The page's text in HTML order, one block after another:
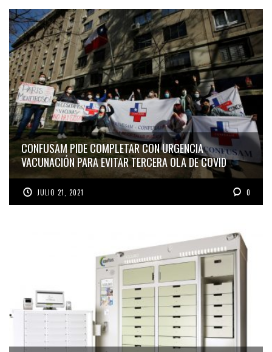
CONFUSAM PIDE COMPLETAR CON URGENCIA
VACUNACIÓN PARA EVITAR TERCERA OLA DE COVID
JULIO 21, 2021 0